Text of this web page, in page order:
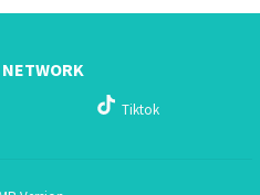
Tiktok